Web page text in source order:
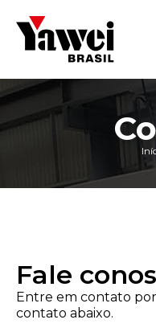
Fale
Entre em contato
contato abaixo.